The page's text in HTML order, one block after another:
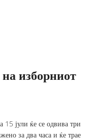
изборниот
15 јули ќе се одвива три
за два часа и ќе трае